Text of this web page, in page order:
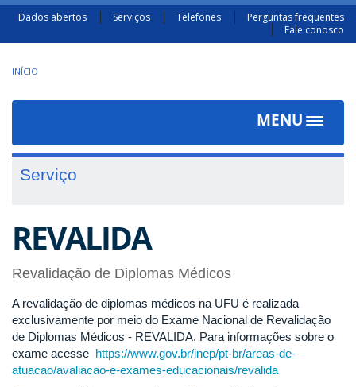
Dados abertos Serviços Telefones
Perguntas frequentes
Fale conosco
INÍCIO
MENU
Toggle
Serviço
REVALIDA
Revalidação de Diplomas Médicos
A revalidação de diplomas médicos na UFU é realizada
exclusivamente por meio do Exame Nacional de Revalidação
de Diplomas Médicos - REVALIDA. Para informações sobre o
exame acesse https://www.gov.br/inep/pt-br/areas-de-
atuacao/avaliacao-e-exames-educacionais/revalida